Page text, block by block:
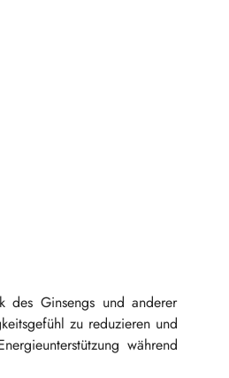
des Ginsengs und anderer
zu reduzieren und
während